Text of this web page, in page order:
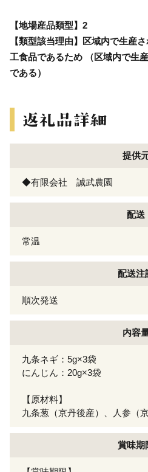
【地場産品類型】2
【類型該当理由】区域内で生産
工食品であるため （区域内で生
である）
提供
◆有限会社 誠武農園
配送
常温
配送注
順次発送
内容
九条ネギ：5g×3袋
にんじん：20g×3袋
【原材料】
九条葱（京丹後産）、人参（
賞味期